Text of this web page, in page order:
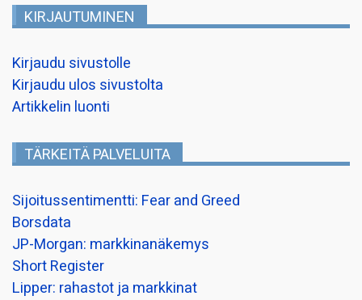
KIRJAUTUMINEN
Kirjaudu sivustolle
Kirjaudu ulos sivustolta
Artikkelin luonti
TÄRKEITÄ PALVELUITA
Sijoitussentimentti: Fear and Greed
Borsdata
JP-Morgan: markkinanäkemys
Short Register
Lipper: rahastot ja markkinat